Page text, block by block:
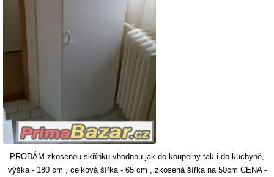
PRODÁM zkosenou skříńku vhodnou jak do koupelny tak i do kuchyně,
výška - 180 cm , celková šířka - 65 cm , zkosená šířka na 50cm CENA -